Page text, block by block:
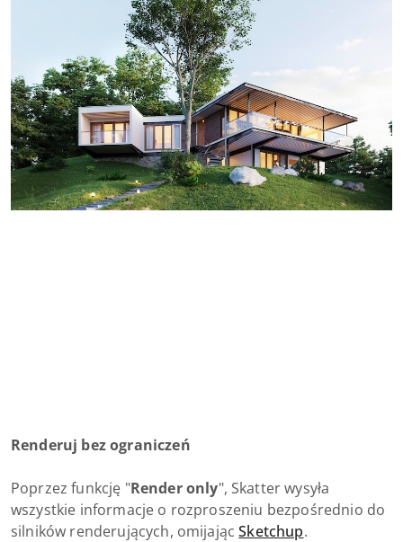
Renderuj bez ograniczeń
Poprzez funkcję "Render only", Skatter wysyła
wszystkie informacje o rozproszeniu bezpośrednio do
silników renderujących, omijającSketchup.